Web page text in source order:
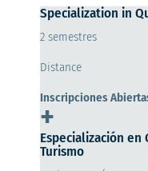
Specialization in
2 semestres
Distance
Inscripciones
+
Especialización en
Turismo